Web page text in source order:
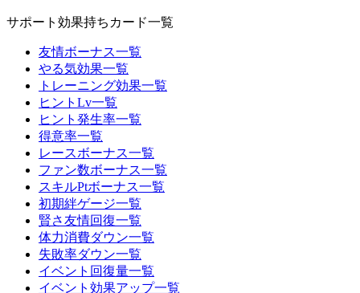
サポート効果持ちカード一覧
友情ボーナス一覧
やる気効果一覧
トレーニング効果一覧
ヒントLv一覧
ヒント発生率一覧
得意率一覧
レースボーナス一覧
ファン数ボーナス一覧
スキルPtボーナス一覧
初期絆ゲージ一覧
賢さ友情回復一覧
体力消費ダウン一覧
失敗率ダウン一覧
イベント回復量一覧
イベント効果アップ一覧